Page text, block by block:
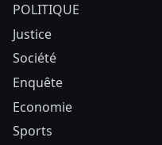
POLITIQUE
Justice
Société
Enquête
Economie
Sports